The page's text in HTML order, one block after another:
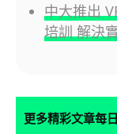
中大推出
培訓 解決
更多精彩文章每